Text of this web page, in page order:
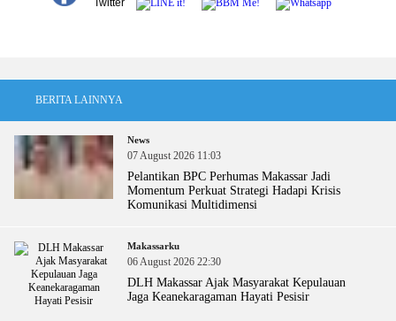
BERITA LAINNYA
News
07 August 2026 11:03
Pelantikan BPC Perhumas Makassar Jadi
Momentum Perkuat Strategi Hadapi Krisis
Komunikasi Multidimensi
Makassarku
06 August 2026 22:30
DLH Makassar Ajak Masyarakat Kepulauan
Jaga Keanekaragaman Hayati Pesisir